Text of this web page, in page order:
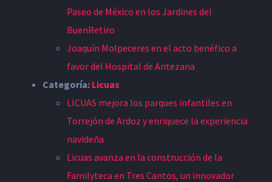
Paseo de México en los Jardines del
BuenRetiro
Joaquín Molpeceres en el acto benéfico a
favor del Hospital de Antezana
Categoría: Licuas
LICUAS mejora los parques infantiles en
Torrejón de Ardoz y enriquece la experiencia
navideña
Licuas avanza en la construcción de la
Familyteca en Tres Cantos, un innovador